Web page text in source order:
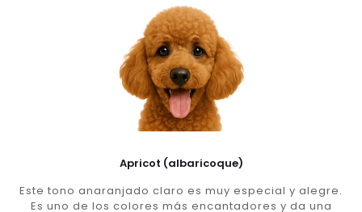
Apricot (albaricoque)
Este tono anaranjado claro es muy especial y alegre.
Es uno de los colores más encantadores y da una